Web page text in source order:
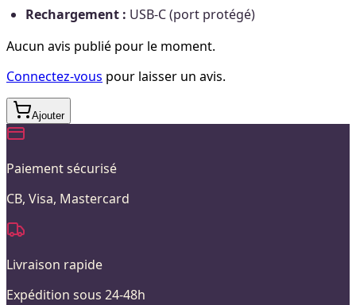
Rechargement : USB-C (port protégé)
Aucun avis publié pour le moment.
Connectez-vous pour laisser un avis.
Ajouter
Paiement sécurisé
CB, Visa, Mastercard
Livraison rapide
Expédition sous 24-48h